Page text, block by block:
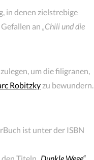
in denen zielstrebige
an „Chili und die
um die filigranen,
Robitzky zu bewundern.
ist unter der ISBN